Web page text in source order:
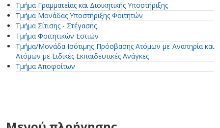
Τμήμα Γραμματείας και Διοικητικής Υποστήριξης
Τμήμα Μονάδας Υποστήριξης Φοιτητών
Τμήμα Σίτισης - Στέγασης
Τμήμα Φοιτητικών Εστιών
Τμήμα/Μονάδα Ισότιμης Πρόσβασης Ατόμων με Αναπηρία και
Ατόμων με Ειδικές Εκπαιδευτικές Ανάγκες
Τμήμα Αποφοίτων